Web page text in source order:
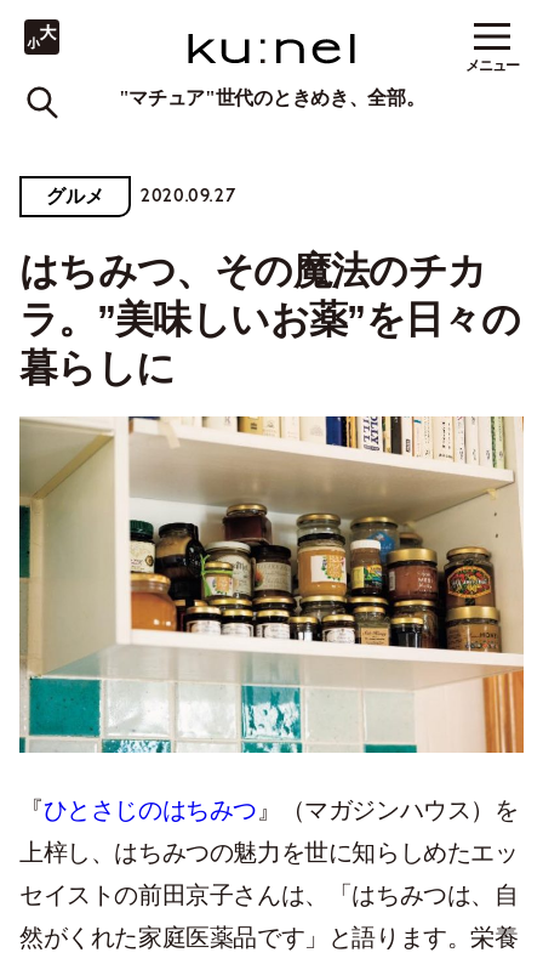
"マチュア"世代のときめき、全部。
メニュー
グルメ 2020.09.27
はちみつ、その魔法のチカ
ラ。”美味しいお薬”を日々の
暮らしに
『ひとさじのはちみつ 』（マガジンハウス）を
上梓し、はちみつの魅力を世に知らしめたエッ
セイストの前田京子さんは、「はちみつは、自
然がくれた家庭医薬品です」と語ります。栄養